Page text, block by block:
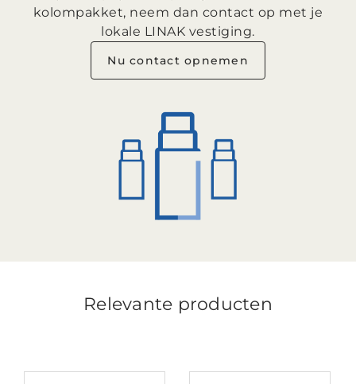
kolompakket, neem dan contact op met je
lokale LINAK vestiging.
Nu contact opnemen
Relevante producten